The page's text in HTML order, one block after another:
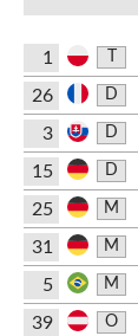
1
26
D
3
D
15
D
25
M
31
M
5 M
39 O